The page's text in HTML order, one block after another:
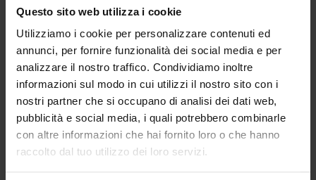
Questo sito web utilizza i cookie
Utilizziamo i cookie per personalizzare contenuti ed
annunci, per fornire funzionalità dei social media e per
analizzare il nostro traffico. Condividiamo inoltre
informazioni sul modo in cui utilizzi il nostro sito con i
nostri partner che si occupano di analisi dei dati web,
pubblicità e social media, i quali potrebbero combinarle
con altre informazioni che hai fornito loro o che hanno
raccolto dal tuo utilizzo dei loro servizi.
Acconsento al trattamento dei miei
dati personali per la finalità di
profilazione e ricontatto, come
descritto nellaPrivacy Policy